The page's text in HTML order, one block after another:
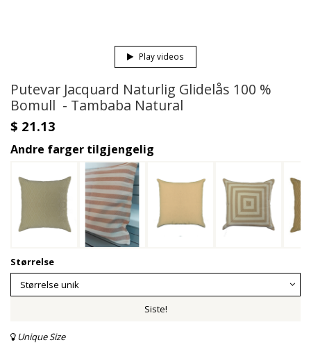
Play videos
Putevar Jacquard Naturlig Glidelås 100 %
Bomull - Tambaba Natural
$ 21.13
Andre farger tilgjengelig
Størrelse
Siste!
Unique Size